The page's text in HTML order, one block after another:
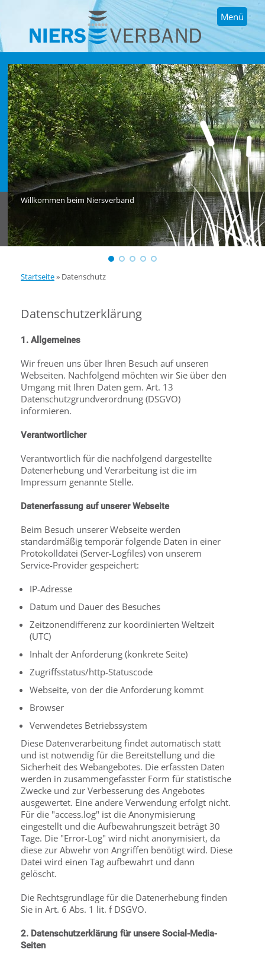
Menü
Willkommen beim Niersverband
Startseite» Datenschutz
Datenschutzerklärung
1. Allgemeines
Wir freuen uns über Ihren Besuch auf unseren
Webseiten. Nachfolgend möchten wir Sie über den
Umgang mit Ihren Daten gem. Art. 13
Datenschutzgrundverordnung (DSGVO)
informieren.
Verantwortlicher
Verantwortlich für die nachfolgend dargestellte
Datenerhebung und Verarbeitung ist die im
Impressum genannte Stelle.
Datenerfassung auf unserer Webseite
Beim Besuch unserer Webseite werden
standardmäßig temporär folgende Daten in einer
Protokolldatei (Server-Logfiles) von unserem
Service-Provider gespeichert:
IP-Adresse
Datum und Dauer des Besuches
Zeitzonendifferenz zur koordinierten Weltzeit
(UTC)
Inhalt der Anforderung (konkrete Seite)
Zugriffsstatus/http-Statuscode
Webseite, von der die Anforderung kommt
Browser
Verwendetes Betriebssystem
Diese Datenverarbeitung findet automatisch statt
und ist notwendig für die Bereitstellung und die
Sicherheit des Webangebotes. Die erfassten Daten
werden in zusammengefasster Form für statistische
Zwecke und zur Verbesserung des Angebotes
ausgewertet. Eine andere Verwendung erfolgt nicht.
Für die "access.log" ist die Anonymisierung
eingestellt und die Aufbewahrungszeit beträgt 30
Tage. Die "Error-Log" wird nicht anonymisiert, da
diese zur Abwehr von Angriffen benötigt wird. Diese
Datei wird einen Tag aufbewahrt und dann
gelöscht.
Die Rechtsgrundlage für die Datenerhebung finden
Sie in Art. 6 Abs. 1 lit. f DSGVO.
2. Datenschutzerklärung für unsere Social-Media-
Seiten